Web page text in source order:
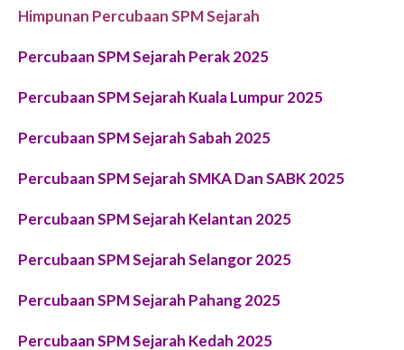
Himpunan Percubaan SPM Sejarah
Percubaan SPM Sejarah Perak 2025
Percubaan SPM Sejarah Kuala Lumpur 2025
Percubaan SPM Sejarah Sabah 2025
Percubaan SPM Sejarah SMKA Dan SABK 2025
Percubaan SPM Sejarah Kelantan 2025
Percubaan SPM Sejarah Selangor 2025
Percubaan SPM Sejarah Pahang 2025
Percubaan SPM Sejarah Kedah 2025